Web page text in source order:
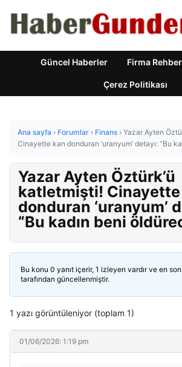
Güncel Haberler Firma
Çerez Politikası
Ana sayfa › Forumlar › Finans › Yazar Ayten
Cinayette kan donduran ‘uranyum’ detayı: “Bu
Yazar Ayten Öztürk’ü
katletmişti!
donduran ‘uranyum’
“Bu kadın beni
Bu konu 0 yanıt içerir, 1 izleyen vardır ve en son
tarafından güncellenmiştir.
1 yazı görüntüleniyor (toplam 1)
01/06/2026: 1:19 pm